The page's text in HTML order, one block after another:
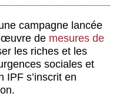
campagne lancée
œuvre de mesures de
les riches et les
sociales et
IPF s’inscrit en